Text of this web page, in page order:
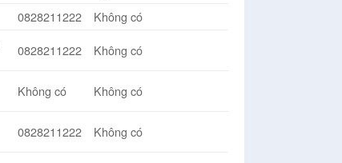
0828211222
Không có
0828211222 Không có
Không có
Không có
0828211222
Không có